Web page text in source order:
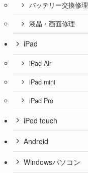
バッテリー交換修理
液晶・画面修理
iPad
iPad Air
iPad mini
iPad Pro
iPod touch
Android
Windowsパソコン